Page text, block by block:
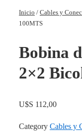
Inicio / Cables y
100MTS
Bobina
2×2
U$S 112,00
Category Cables y